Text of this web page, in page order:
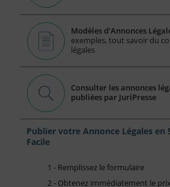
Modèles d'Annonces
exemples, tout savoir du
légales
Consulter les annonces
publiées par JuriPresse
Publier votre Annonce Légales en
Facile
1 - Remplissez le formulaire
2 - Obtenez immédiatement le prix